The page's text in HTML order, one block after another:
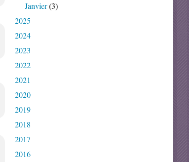
Janvier(3)
2025
2024
2023
2022
2021
2020
2019
2018
2017
2016